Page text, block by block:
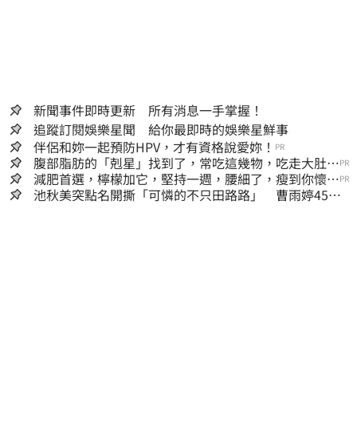
新聞事件即時更新 所有消息一手掌握！
追蹤訂閱娛樂星聞 給你最即時的娛樂星鮮事
伴侶和妳一起預防HPV，才有資格說愛妳！ PR
腹部脂肪的「剋星」找到了，常吃這幾物，吃走大肚
囊，瘦出小蠻腰
PR
減肥首選，檸檬加它，堅持一週，腰細了，瘦到你懷疑
人生
PR
池秋美突點名開撕「可憐的不只田路路」 曹雨婷45字